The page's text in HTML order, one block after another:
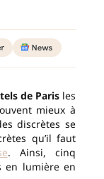
de Paris les
mieux à
discrètes se
qu’il faut
. Ainsi, cinq
en lumière en